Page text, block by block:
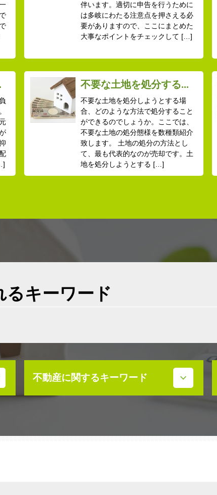
伴います。適切に申告を行うために
は多岐にわたる注意点を押さえる必
要がありますので、ここにまとめた
大事なポイントをチェックして […]
不要な土地を処分する...
不要な土地を処分しようとする場
合、どのような方法で処分すること
ができるのでしょうか。ここでは、
不要な土地の処分態様を数種類紹介
致します。 土地の処分の方法とし
て、最も代表的なのが売却です。土
地を処分しようとする […]
るキーワード
不動産に関するキーワード
売買 説明義務違反